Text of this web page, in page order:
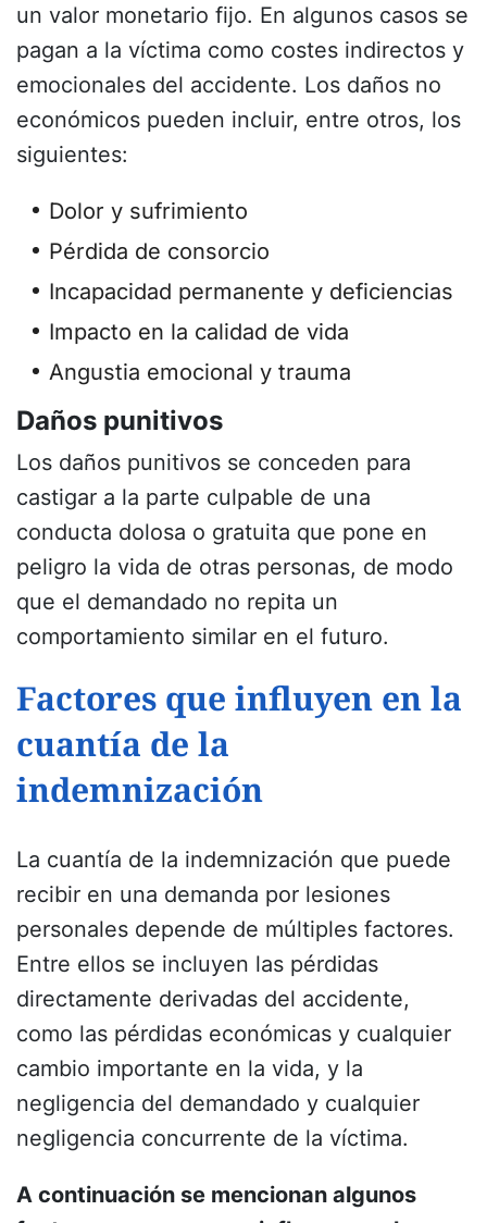
un valor monetario fijo. En algunos casos se
pagan a la víctima como costes indirectos y
emocionales del accidente. Los daños no
económicos pueden incluir, entre otros, los
siguientes:
Dolor y sufrimiento
Pérdida de consorcio
Incapacidad permanente y deficiencias
Impacto en la calidad de vida
Angustia emocional y trauma
Daños punitivos
Los daños punitivos se conceden para
castigar a la parte culpable de una
conducta dolosa o gratuita que pone en
peligro la vida de otras personas, de modo
que el demandado no repita un
comportamiento similar en el futuro.
Factores que influyen en la
cuantía de la
indemnización
La cuantía de la indemnización que puede
recibir en una demanda por lesiones
personales depende de múltiples factores.
Entre ellos se incluyen las pérdidas
directamente derivadas del accidente,
como las pérdidas económicas y cualquier
cambio importante en la vida, y la
negligencia del demandado y cualquier
negligencia concurrente de la víctima.
A continuación se mencionan algunos